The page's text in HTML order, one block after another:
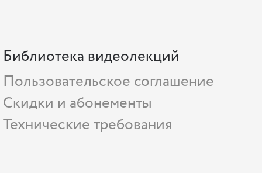
Библиотека видеолекций
Пользовательское соглашение
Скидки и абонементы
Технические требования